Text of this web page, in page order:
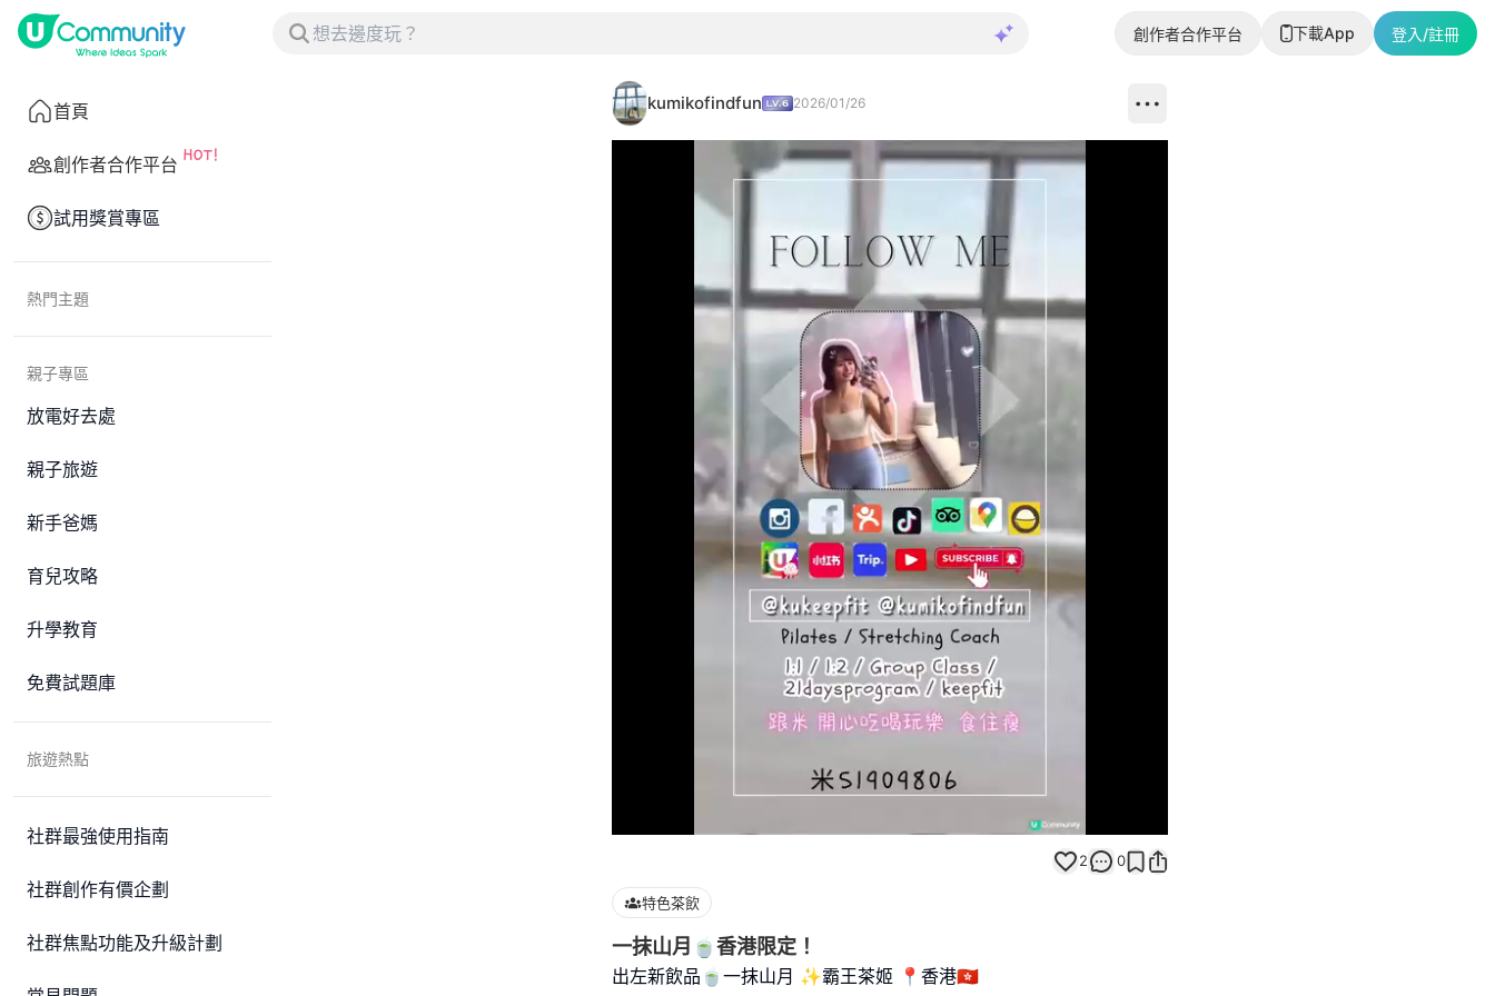
創作者合作平台 下載App 登入/註冊
首頁
創作者合作平台
試用獎賞專區
熱門主題
親子專區
放電好去處
親子旅遊
新手爸媽
育兒攻略
升學教育
免費試題庫
旅遊熱點
社群最強使用指南
社群創作有價企劃
社群焦點功能及升級計劃
kumikofindfun 2026/01/26
100.00%
2 0
特色茶飲
一抹山月🍵香港限定！
出左新飲品🍵一抹山月 ✨霸王茶姬 📍香港🇭🇰